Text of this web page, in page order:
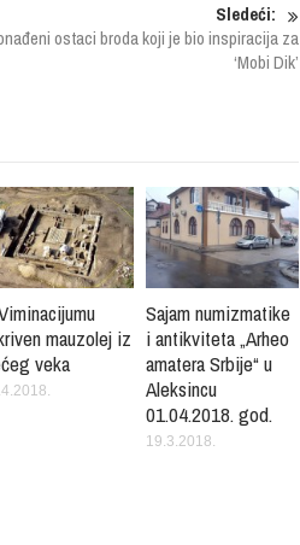
Sledeći:
ostaci broda koji je bio inspiracija za
‘Mobi Dik’
mauzolej iz
veka
Sajam numizmatike
i antikviteta „Arheo
amatera Srbije“ u
Aleksincu
01.04.2018. god.
19.3.2018.